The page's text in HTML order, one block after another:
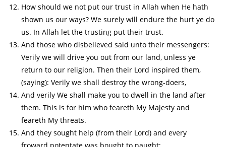
How should we not put our trust in Allah when He hath
shown us our ways? We surely will endure the hurt ye do
us. In Allah let the trusting put their trust.
And those who disbelieved said unto their messengers:
Verily we will drive you out from our land, unless ye
return to our religion. Then their Lord inspired them,
(saying): Verily we shall destroy the wrong-doers,
And verily We shall make you to dwell in the land after
them. This is for him who feareth My Majesty and
feareth My threats.
And they sought help (from their Lord) and every